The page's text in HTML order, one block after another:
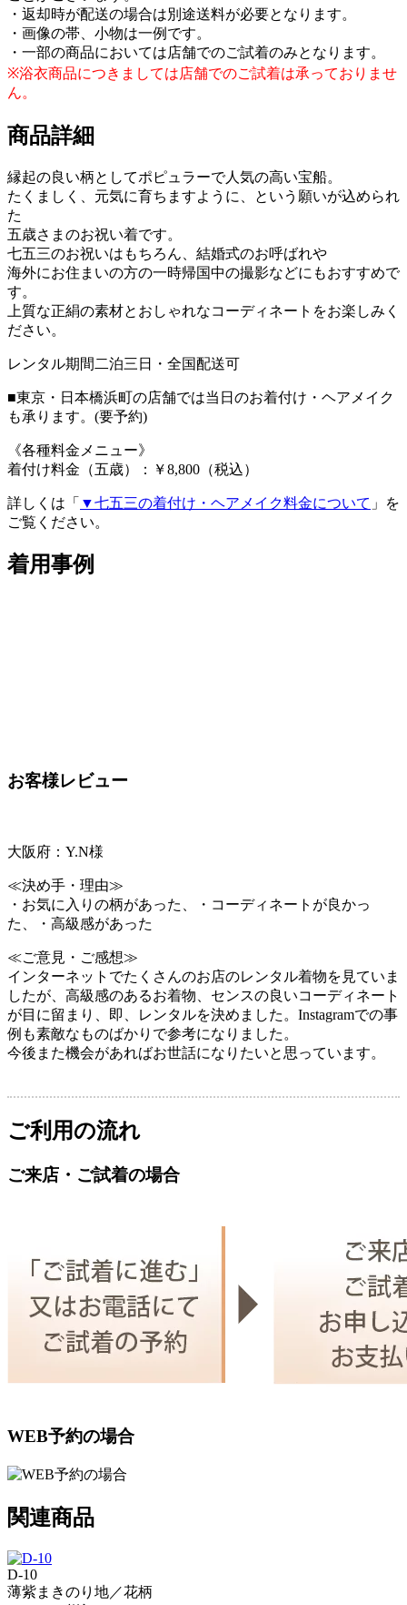
・返却時が配送の場合は別途送料が必要となります。
・画像の帯、小物は一例です。
・一部の商品においては店舗でのご試着のみとなります。
※浴衣商品につきましては店舗でのご試着は承っておりませ
ん。
商品詳細
縁起の良い柄としてポピュラーで人気の高い宝船。
たくましく、元気に育ちますように、という願いが込められ
た
五歳さまのお祝い着です。
七五三のお祝いはもちろん、結婚式のお呼ばれや
海外にお住まいの方の一時帰国中の撮影などにもおすすめで
す。
上質な正絹の素材とおしゃれなコーディネートをお楽しみく
ださい。
レンタル期間二泊三日・全国配送可
■東京・日本橋浜町の店舗では当日のお着付け・ヘアメイク
も承ります。(要予約)
《各種料金メニュー》
着付け料金（五歳）：￥8,800（税込）
詳しくは「 ▼七五三の着付け・ヘアメイク料金について 」を
ご覧ください。
着用事例
お客様レビュー
大阪府：Y.N様
≪決め手・理由≫
・お気に入りの柄があった、・コーディネートが良かっ
た、・高級感があった
≪ご意見・ご感想≫
インターネットでたくさんのお店のレンタル着物を見ていま
したが、高級感のあるお着物、センスの良いコーディネート
が目に留まり、即、レンタルを決めました。Instagramでの事
例も素敵なものばかりで参考になりました。
今後また機会があればお世話になりたいと思っています。
ご利用の流れ
ご来店・ご試着の場合
WEB予約の場合
関連商品
D-10
薄紫まきのり地／花柄